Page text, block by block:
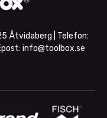
Åtvidaberg | Telefon:
info@toolbox.se